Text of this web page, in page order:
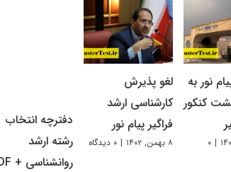
نور به
کنکور
| ۰
لغو پذیرش
کارشناسی ارشد
فراگیر پیام نور
۸ بهمن, ۱۴۰۲ | ۰ دیدگاه
دفترچه انتخاب
رشته ارشد
روانشناسی + PDF